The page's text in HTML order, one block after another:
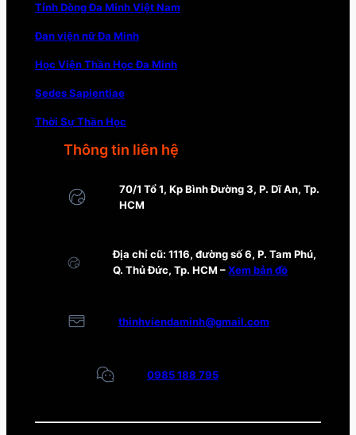
Tỉnh Dòng Đa Minh Việt Nam
Đan viện nữ Đa Minh
Học Viện Thần Học Đa Minh
Sedes Sapientiae
Thời Sự Thần Học
Thông tin liên hệ
70/1 Tổ 1, Kp Bình Đường 3, P. Dĩ An, Tp.
HCM
Địa chỉ cũ: 1116, đường số 6, P. Tam Phú,
Q. Thủ Đức, Tp. HCM –Xem bản đồ
thinhviendaminh@gmail.com
0985 188 795